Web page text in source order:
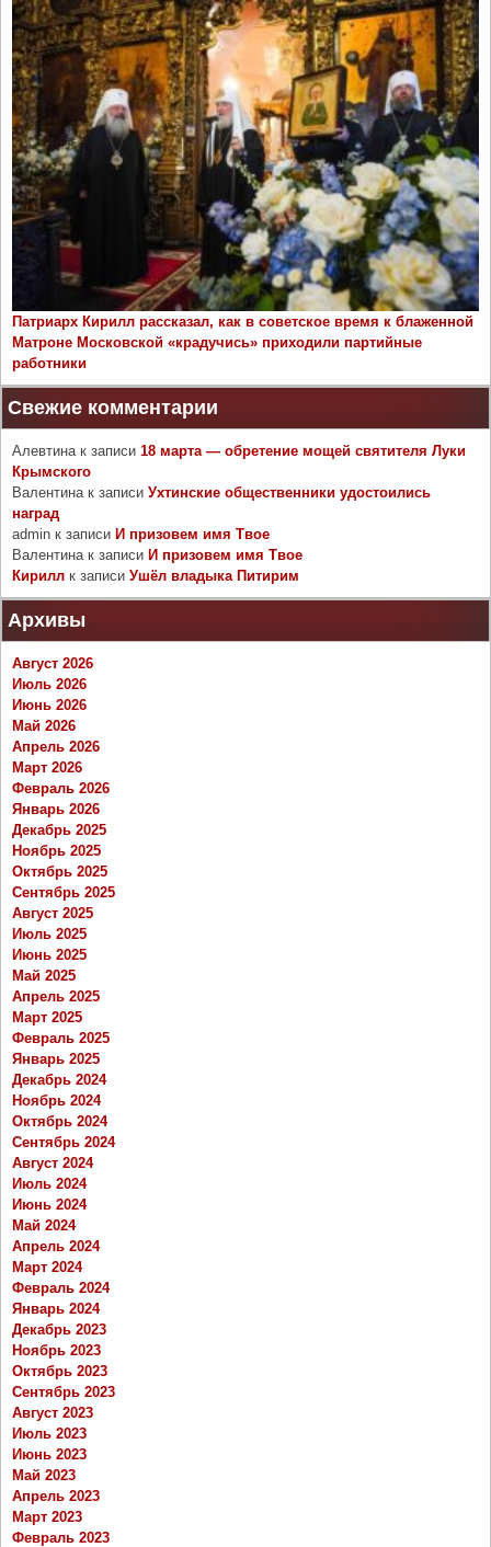
Патриарх Кирилл рассказал, как в советское время к блаженной
Матроне Московской «крадучись» приходили партийные
работники
Свежие комментарии
Алевтина к записи 18 марта — обретение мощей святителя Луки
Крымского
Валентина к записи Ухтинские общественники удостоились
наград
admin к записи И призовем имя Твое
Валентина к записи И призовем имя Твое
Кирилл к записи Ушёл владыка Питирим
Архивы
Август 2026
Июль 2026
Июнь 2026
Май 2026
Апрель 2026
Март 2026
Февраль 2026
Январь 2026
Декабрь 2025
Ноябрь 2025
Октябрь 2025
Сентябрь 2025
Август 2025
Июль 2025
Июнь 2025
Май 2025
Апрель 2025
Март 2025
Февраль 2025
Январь 2025
Декабрь 2024
Ноябрь 2024
Октябрь 2024
Сентябрь 2024
Август 2024
Июль 2024
Июнь 2024
Май 2024
Апрель 2024
Март 2024
Февраль 2024
Январь 2024
Декабрь 2023
Ноябрь 2023
Октябрь 2023
Сентябрь 2023
Август 2023
Июль 2023
Июнь 2023
Май 2023
Апрель 2023
Март 2023
Февраль 2023